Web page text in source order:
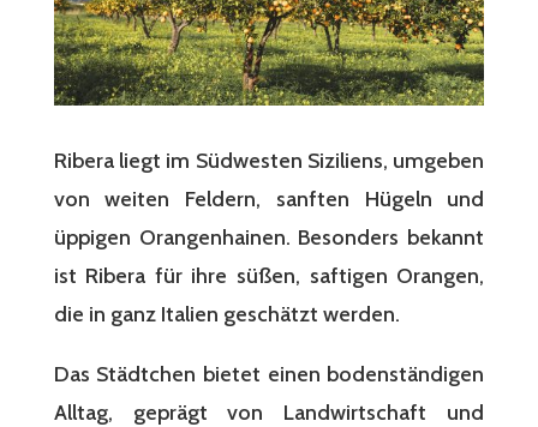
Ribera liegt im Südwesten Siziliens, umgeben
von weiten Feldern, sanften Hügeln und
üppigen Orangenhainen. Besonders bekannt
ist Ribera für ihre süßen, saftigen Orangen,
die in ganz Italien geschätzt werden.
Das Städtchen bietet einen bodenständigen
Alltag, geprägt von Landwirtschaft und